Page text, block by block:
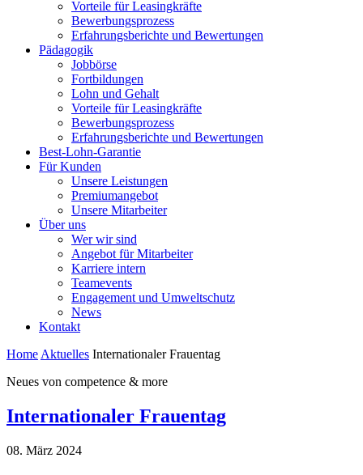
Vorteile für Leasingkräfte
Bewerbungsprozess
Erfahrungsberichte und Bewertungen
Pädagogik
Jobbörse
Fortbildungen
Lohn und Gehalt
Vorteile für Leasingkräfte
Bewerbungsprozess
Erfahrungsberichte und Bewertungen
Best-Lohn-Garantie
Für Kunden
Unsere Leistungen
Premiumangebot
Unsere Mitarbeiter
Über uns
Wer wir sind
Angebot für Mitarbeiter
Karriere intern
Teamevents
Engagement und Umweltschutz
News
Kontakt
Home Aktuelles Internationaler Frauentag
Neues von competence & more
Internationaler Frauentag
08. März 2024